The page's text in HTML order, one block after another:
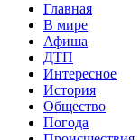
Главная
В мире
Афиша
ДТП
Интересное
История
Общество
Погода